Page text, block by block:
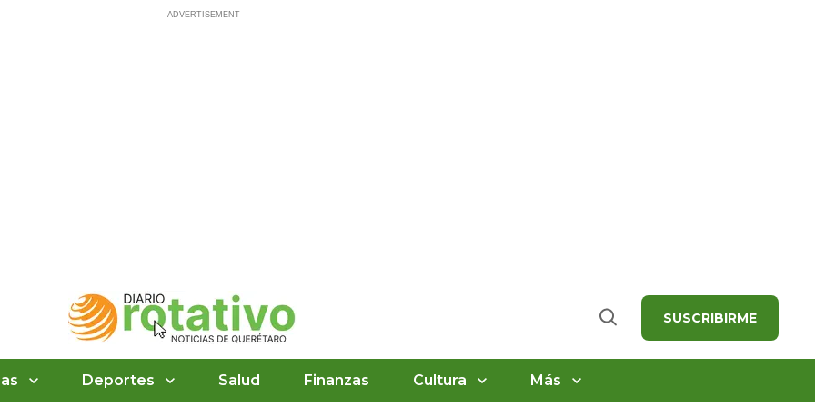
Buscar SUSCRIBIRME
Deportes Salud Finanzas Cultura Más